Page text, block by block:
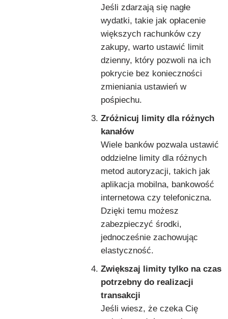
Jeśli zdarzają się nagłe
wydatki, takie jak opłacenie
większych rachunków czy
zakupy, warto ustawić limit
dzienny, który pozwoli na ich
pokrycie bez konieczności
zmieniania ustawień w
pośpiechu.
Zróżnicuj limity dla różnych
kanałów
Wiele banków pozwala ustawić
oddzielne limity dla różnych
metod autoryzacji, takich jak
aplikacja mobilna, bankowość
internetowa czy telefoniczna.
Dzięki temu możesz
zabezpieczyć środki,
jednocześnie zachowując
elastyczność.
Zwiększaj limity tylko na czas
potrzebny do realizacji
transakcji
Jeśli wiesz, że czeka Cię